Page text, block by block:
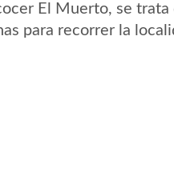
El Muerto, se trata
para recorrer la